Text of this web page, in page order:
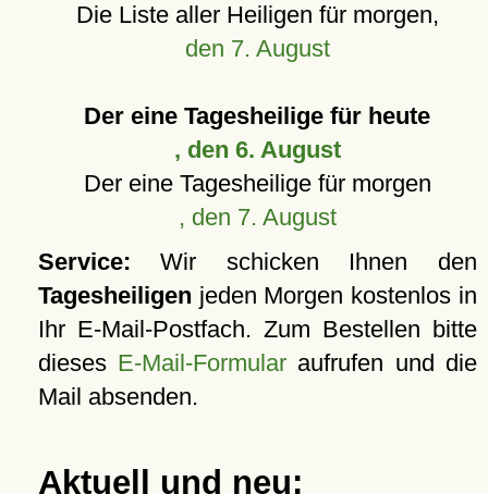
Die Liste aller Heiligen für morgen,
den 7. August
Der eine Tagesheilige für heute
, den 6. August
Der eine Tagesheilige für morgen
, den 7. August
Service: Wir schicken Ihnen den
Tagesheiligen jeden Morgen kostenlos in
Ihr E-Mail-Postfach. Zum Bestellen bitte
dieses E-Mail-Formular aufrufen und die
Mail absenden.
Aktuell und neu: